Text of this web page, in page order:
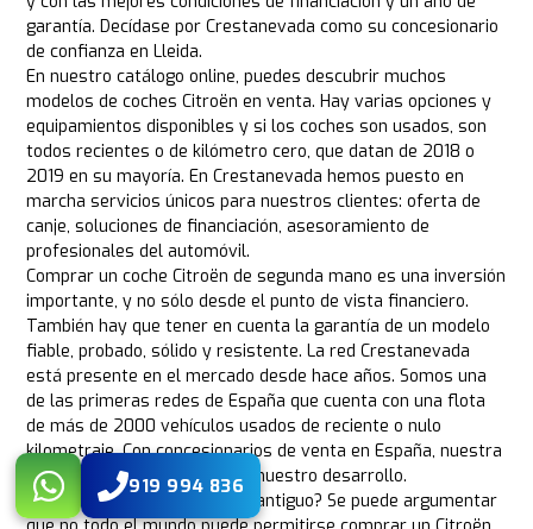
garantía. Decídase por Crestanevada como su concesionario
de confianza en Lleida.
En nuestro catálogo online, puedes descubrir muchos
modelos de coches Citroën en venta. Hay varias opciones y
equipamientos disponibles y si los coches son usados, son
todos recientes o de kilómetro cero, que datan de 2018 o
2019 en su mayoría. En Crestanevada hemos puesto en
marcha servicios únicos para nuestros clientes: oferta de
canje, soluciones de financiación, asesoramiento de
profesionales del automóvil.
Comprar un coche Citroën de segunda mano es una inversión
importante, y no sólo desde el punto de vista financiero.
También hay que tener en cuenta la garantía de un modelo
fiable, probado, sólido y resistente. La red Crestanevada
está presente en el mercado desde hace años. Somos una
de las primeras redes de España que cuenta con una flota
de más de 2000 vehículos usados de reciente o nulo
kilometraje. Con concesionarios de venta en España, nuestra
experiencia es la garantía de nuestro desarrollo.
¿Por qué comprar un Citroën antiguo? Se puede argumentar
919 994 836